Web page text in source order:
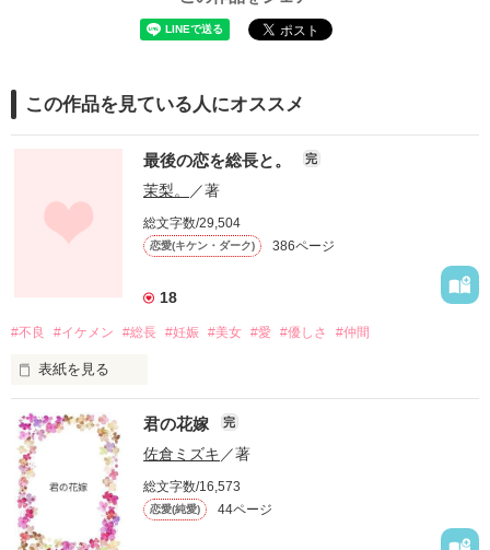
この作品を見ている人にオススメ
最後の恋を総長と。 完
茉梨。 ／著
総文字数/29,504
恋愛(キケン・ダーク) 386ページ
18
#不良 #イケメン #総長 #妊娠 #美女 #愛 #優しさ #仲間
表紙を見る
族のことなんて何も知らない少女、
田中優奈
(タナカユウナ)
×
全国トップの族、「辰海(シンカイ)」の総長
千葉弘人
(チバヒロト)
君の花嫁 完
佐倉ミズキ ／著
総文字数/16,573
恋愛(純愛) 44ページ